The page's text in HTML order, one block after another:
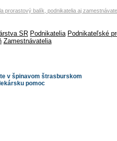
prorastový balík, podnikatelia aj
SR Podnikatelia Podnikateľské
Zamestnávatelia
v špinavom štrasburskom
pomoc